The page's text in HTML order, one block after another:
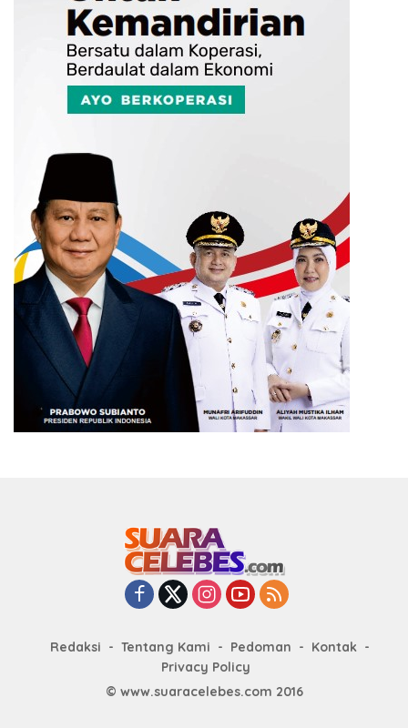
Redaksi Tentang Kami Pedoman
Kontak
Privacy Policy
© www.suaracelebes.com 2016